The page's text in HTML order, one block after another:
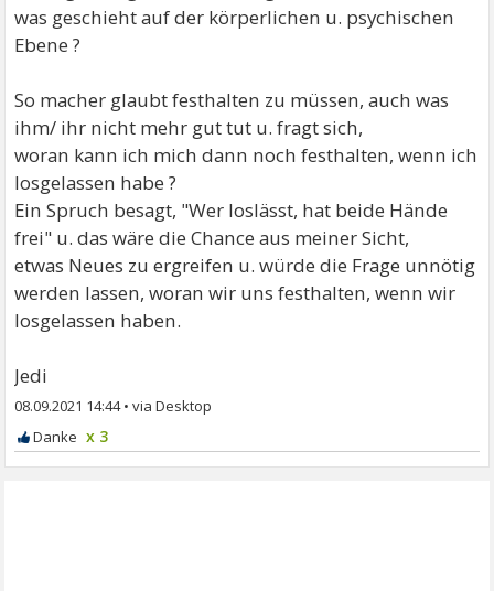
was geschieht auf der körperlichen u. psychischen
Ebene ?
So macher glaubt festhalten zu müssen, auch was
ihm/ ihr nicht mehr gut tut u. fragt sich,
woran kann ich mich dann noch festhalten, wenn ich
losgelassen habe ?
Ein Spruch besagt, "Wer loslässt, hat beide Hände
frei" u. das wäre die Chance aus meiner Sicht,
etwas Neues zu ergreifen u. würde die Frage unnötig
werden lassen, woran wir uns festhalten, wenn wir
losgelassen haben.
Jedi
08.09.2021 14:44•
x 3